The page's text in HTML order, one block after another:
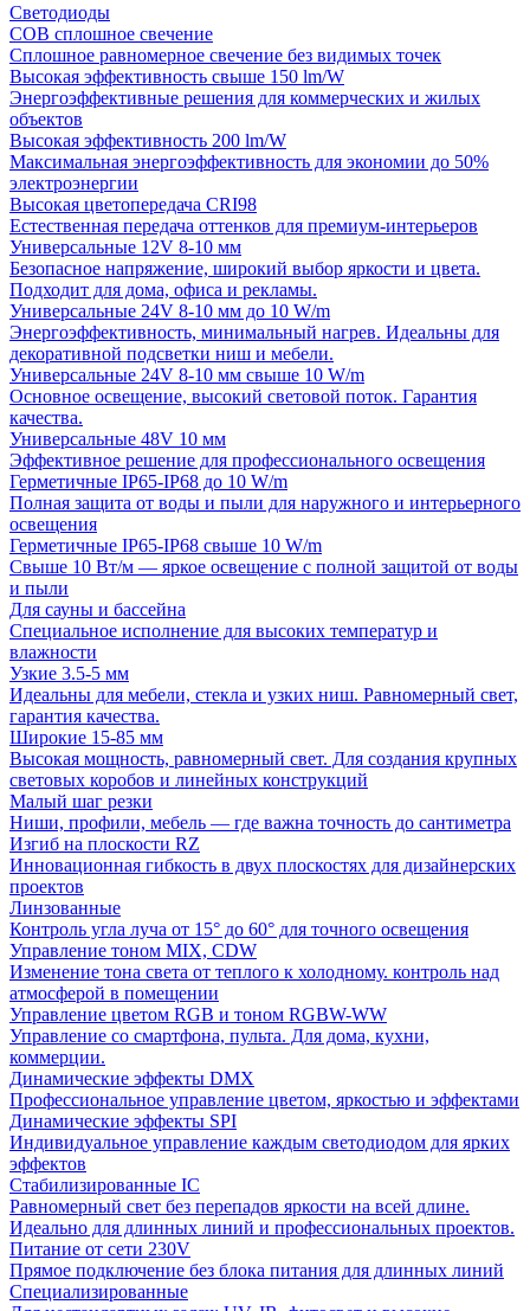
Светодиоды
COB сплошное свечение
Сплошное равномерное свечение без видимых точек
Высокая эффективность свыше 150 lm/W
Энергоэффективные решения для коммерческих и жилых
объектов
Высокая эффективность 200 lm/W
Максимальная энергоэффективность для экономии до 50%
электроэнергии
Высокая цветопередача CRI98
Естественная передача оттенков для премиум-интерьеров
Универсальные 12V 8-10 мм
Безопасное напряжение, широкий выбор яркости и цвета.
Подходит для дома, офиса и рекламы.
Универсальные 24V 8-10 мм до 10 W/m
Энергоэффективность, минимальный нагрев. Идеальны для
декоративной подсветки ниш и мебели.
Универсальные 24V 8-10 мм свыше 10 W/m
Основное освещение, высокий световой поток. Гарантия
качества.
Универсальные 48V 10 мм
Эффективное решение для профессионального освещения
Герметичные IP65-IP68 до 10 W/m
Полная защита от воды и пыли для наружного и интерьерного
освещения
Герметичные IP65-IP68 свыше 10 W/m
Свыше 10 Вт/м — яркое освещение с полной защитой от воды
и пыли
Для сауны и бассейна
Специальное исполнение для высоких температур и
влажности
Узкие 3.5-5 мм
Идеальны для мебели, стекла и узких ниш. Равномерный свет,
гарантия качества.
Широкие 15-85 мм
Высокая мощность, равномерный свет. Для создания крупных
световых коробов и линейных конструкций
Малый шаг резки
Ниши, профили, мебель — где важна точность до сантиметра
Изгиб на плоскости RZ
Инновационная гибкость в двух плоскостях для дизайнерских
проектов
Линзованные
Контроль угла луча от 15° до 60° для точного освещения
Управление тоном MIX, CDW
Изменение тона света от теплого к холодному. контроль над
атмосферой в помещении
Управление цветом RGB и тоном RGBW-WW
Управление со смартфона, пульта. Для дома, кухни,
коммерции.
Динамические эффекты DMX
Профессиональное управление цветом, яркостью и эффектами
Динамические эффекты SPI
Индивидуальное управление каждым светодиодом для ярких
эффектов
Стабилизированные IC
Равномерный свет без перепадов яркости на всей длине.
Идеально для длинных линий и профессиональных проектов.
Питание от сети 230V
Прямое подключение без блока питания для длинных линий
Специализированные